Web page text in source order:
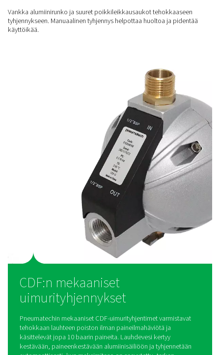
suorituskyvyn ja minimoi jätteen.
Plug and play -ratkaisu
CDF-viemärit eivät vaadi virtalähdettä, ohjelmointia tai
ne ovat plug-and-play-ratkaisu, joka yksinkertaistaa
LUOTETTAVA SUORITUSKYKY
Kestävä ja luotettava
Vankka alumiinirunko ja suuret poikkileikkausaukot
tyhjennykseen. Manuaalinen tyhjennys helpottaa huoltoa ja